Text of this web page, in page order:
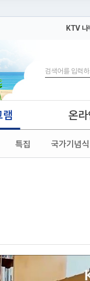
KTV 나
검색
램
특집 국가기념식
온